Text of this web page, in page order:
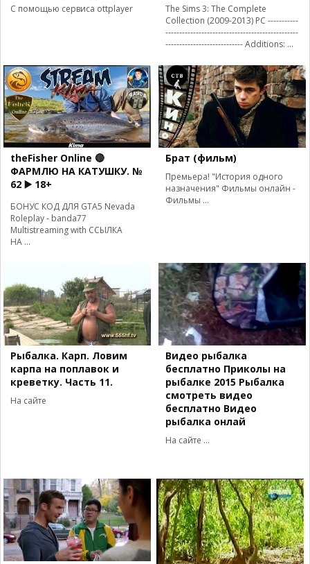
C помощью сервиса ottplayer
The Sims 3: The Complete
Collection (2009-2013) PC -----------
------------------------------------------------
---------------------------- Additions: ...
theFisher Online 🔴
ФАРМЛЮ НА КАТУШКУ. №
62 ▶️ 18+
БОНУС КОД ДЛЯ GTA5 Nevada
Roleplay - banda77
Multistreaming with ССЫЛКА
НА ...
Брат (фильм)
Премьера! "История одного
назначения" Фильмы онлайн -
Фильмы ...
Рыбалка. Карп. Ловим
карпа на поплавок и
креветку. Часть 11.
На сайте
Видео рыбалка
бесплатно Приколы на
рыбалке 2015 Рыбалка
смотреть видео
бесплатно Видео
рыбалка онлай
На сайте ...